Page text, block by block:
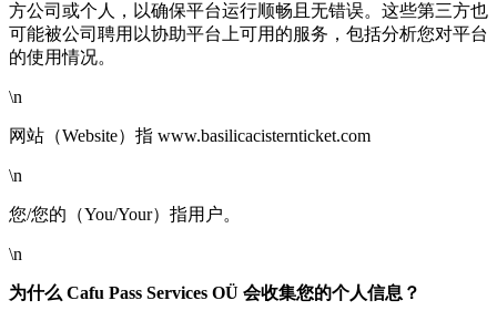
方公司或个人，以确保平台运行顺畅且无错误。这些第三方也
可能被公司聘用以协助平台上可用的服务，包括分析您对平台
的使用情况。
\n
网站（Website）指 www.basilicacisternticket.com
\n
您/您的（You/Your）指用户。
\n
为什么 Cafu Pass Services OÜ 会收集您的个人信息？